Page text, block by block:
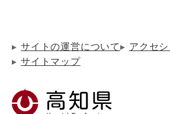
サイトの運営について
アクセ
サイトマップ